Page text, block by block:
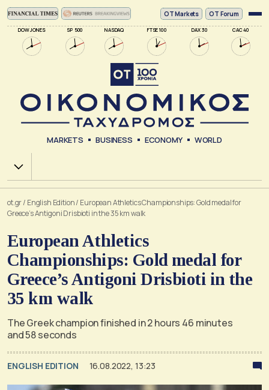
DOW JONES SP 500 NASDAQ FTSE 100 DAX 30 CAC 40
ΟΤ Markets OT Forum
MARKETS BUSINESS ECONOMY WORLD
Χ.Α.
ot.gr/ English Edition/ European Athletics Championships: Gold medal for
Greece’s Antigoni Drisbioti in the 35 km walk
European Athletics
Championships: Gold medal for
Greece’s Antigoni Drisbioti in the
35 km walk
The Greek champion finished in 2 hours 46 minutes
and 58 seconds
ENGLISH EDITION 16.08.2022, 13:23